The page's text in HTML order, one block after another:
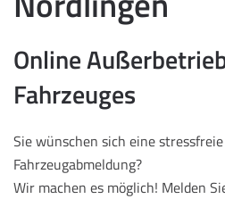
Online
Fahrzeuges
Sie wünschen sich eine
Fahrzeugabmeldung?
Wir machen es möglich! Melden